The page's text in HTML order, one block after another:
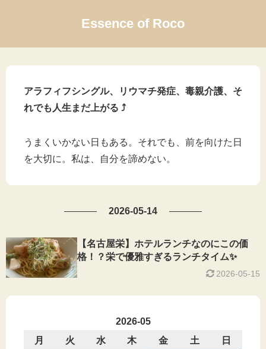
Essence of Roco
アラフィフシングル、リウマチ発症、毒親介護、そ
れでも人生まだ上がる ⤴
うまくいかない日もある。それでも、前を向けた日
を大切に。私は、自分を諦めない。
2026-05-14
【名古屋栄】ホテルランチなのにこの価
格！？栄で優雅すぎるランチタイム✨
2026-05-15
2026-05
月
火 水 木 金 土
日